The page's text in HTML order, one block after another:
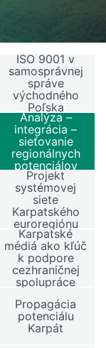
ISO 9001 v
samosprávnej
správe
východného
Poľska
Analýza –
integrácia –
sieťovanie
regionálnych
potenciálov
Projekt
systémovej
siete
Karpatského
euroregiónu
Karpatské
médiá ako kľúč
k podpore
cezhraničnej
spolupráce
Propagácia
potenciálu
Karpát